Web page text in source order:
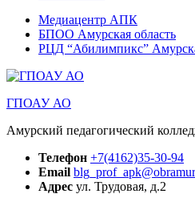
Медиацентр АПК
БПОО Амурская область
РЦД “Абилимпикс”
ГПОАУ АО
Амурский педагогический
Телефон +7(4162)35-30-94
Email
Адрес ул. Трудовая, д.2